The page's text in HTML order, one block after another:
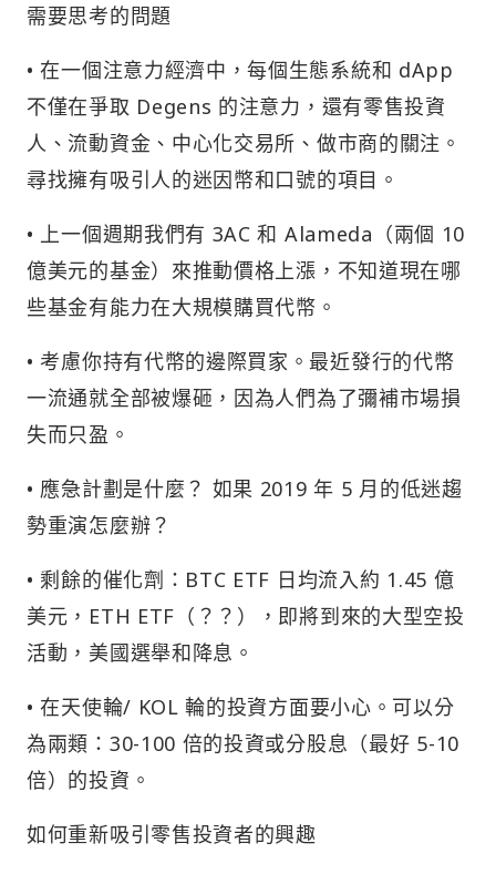
需要思考的問題
• 在一個注意力經濟中，每個生態系統和 dApp
不僅在爭取 Degens 的注意力，還有零售投資
人、流動資金、中心化交易所、做市商的關注。
尋找擁有吸引人的迷因幣和口號的項目。
• 上一個週期我們有 3AC 和 Alameda（兩個 10
億美元的基金）來推動價格上漲，不知道現在哪
些基金有能力在大規模購買代幣。
• 考慮你持有代幣的邊際買家。最近發行的代幣
一流通就全部被爆砸，因為人們為了彌補市場損
失而只盈。
• 應急計劃是什麼？ 如果 2019 年 5 月的低迷趨
勢重演怎麼辦？
• 剩餘的催化劑：BTC ETF 日均流入約 1.45 億
美元，ETH ETF（？？），即將到來的大型空投
活動，美國選舉和降息。
• 在天使輪/ KOL 輪的投資方面要小心。可以分
為兩類：30-100 倍的投資或分股息（最好 5-10
倍）的投資。
如何重新吸引零售投資者的興趣